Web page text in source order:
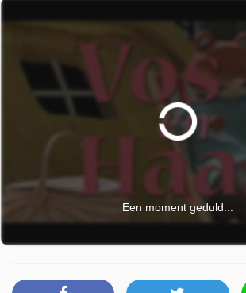
Een moment geduld...